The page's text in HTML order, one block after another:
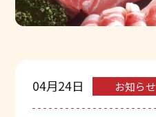
04月24日 お知らせ